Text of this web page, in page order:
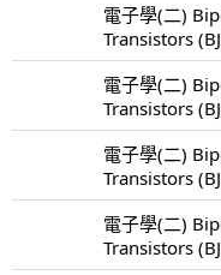
電子學(二)
Transistors
電子學(二)
Transistors
電子學(二)
Transistors
電子學(二)
Transistors